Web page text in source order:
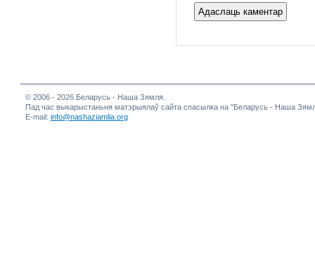
© 2006 - 2026 Беларусь - Наша Зямля.
Пад час выкарыстаньня матэрыялаў сайта спасылка на "Беларусь - Наша
E-mail: info@nashaziamlia.org